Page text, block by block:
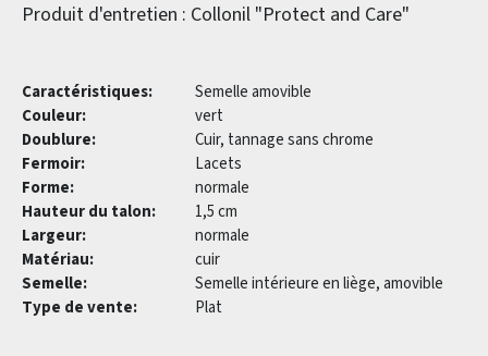
Produit d'entretien : Collonil "Protect and Care"
Caractéristiques:
Semelle amovible
Couleur:
vert
Doublure:
Cuir, tannage sans chrome
Fermoir:
Lacets
Forme:
normale
Hauteur du talon:
1,5 cm
Largeur:
normale
Matériau:
cuir
Semelle:
Semelle intérieure en liège, amovible
Type de vente:
Plat